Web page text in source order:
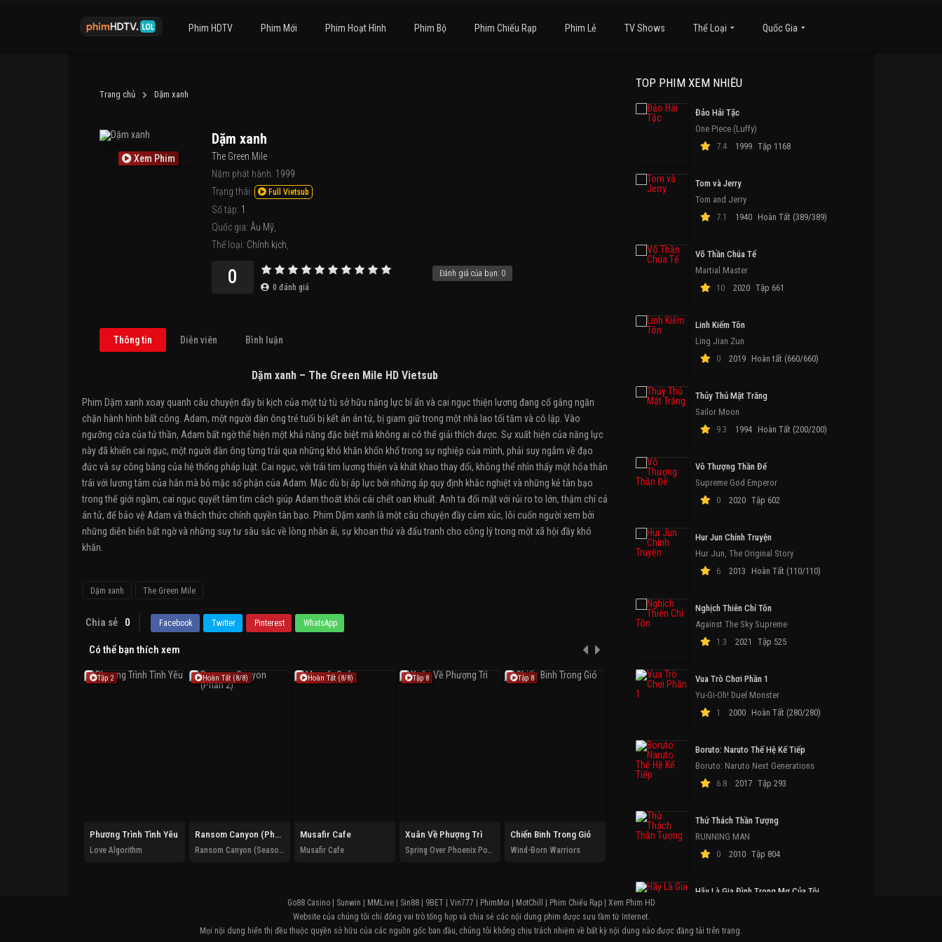
Phim HDTV Phim Mới Phim Hoạt Hình Phim Bộ Phim Chiếu Rạp Phim Lẻ TV Shows Thể Loại Quốc Gia
Trang chủ Dặm xanh
Xem Phim
Dặm xanh
The Green Mile
Năm phát hành: 1999
Trạng thái
Full Vietsub
Số tập: 1
Quốc gia: Âu Mỹ
Thể loại: Chính kịch
Đánh giá của bạn: 0
0 0 đánh giá
Thông tin Diễn viên Bình luận
Dặm xanh – The Green Mile HD Vietsub
Phim Dặm xanh xoay quanh câu chuyện đầy bi kịch của một tử tù sở hữu năng lực bí ẩn và cai ngục thiện lương đang cố gắng ngăn
chặn hành hình bất công. Adam, một người đàn ông trẻ tuổi bị kết án án tử, bị giam giữ trong một nhà lao tối tăm và cô lập. Vào
ngưỡng cửa của tử thần, Adam bất ngờ thể hiện một khả năng đặc biệt mà không ai có thể giải thích được. Sự xuất hiện của năng lực
này đã khiến cai ngục, một người đàn ông từng trải qua những khó khăn khốn khổ trong sự nghiệp của mình, phải suy ngẫm về đạo
đức và sự công bằng của hệ thống pháp luật. Cai ngục, với trái tim lương thiện và khát khao thay đổi, không thể nhìn thấy một hóa thân
trái với lương tâm của hắn mà bỏ mặc số phận của Adam. Mặc dù bị áp lực bởi những áp quy định khắc nghiệt và những kẻ tàn bạo
trong thế giới ngầm, cai ngục quyết tâm tìm cách giúp Adam thoát khỏi cái chết oan khuất. Anh ta đối mặt với rủi ro to lớn, thậm chí cả
án tử, để bảo vệ Adam và thách thức chính quyền tàn bạo. Phim Dặm xanh là một câu chuyện đầy cảm xúc, lôi cuốn người xem bởi
những diễn biến bất ngờ và những suy tư sâu sắc về lòng nhân ái, sự khoan thứ và đấu tranh cho công lý trong một xã hội đầy khó
khăn.
Dặm xanh The Green Mile
Chia sẻ 0 Facebook Twitter Pinterest WhatsApp
Có thể bạn thích xem
Tập 2
Phương Trình Tình Yêu
Love Algorithm
Hoàn Tất (8/8)
Ransom Canyon (Phần 2)
Ransom Canyon (Season 2)
Hoàn Tất (8/8)
Musafir Cafe
Musafir Cafe
Tập 8
Xuân Về Phượng Trì
Spring Over Phoenix Pond
Tập 8
Chiến Binh Trong Gió
Wind-Born Warriors
Niềm Tin Vô Thực
Full
The Death of Robin Hood
TOP PHIM XEM NHIỀU
Đảo Hải Tặc
One Piece (Luffy)
7.4
1999 Tập 1168
Tom và Jerry
Tom and Jerry
7.1
1940 Hoàn Tất (389/389)
Võ Thần Chúa Tể
Martial Master
10
2020 Tập 661
Linh Kiếm Tôn
Ling Jian Zun
0
2019 Hoàn tất (660/660)
Thủy Thủ Mặt Trăng
Sailor Moon
9.3
1994 Hoàn Tất (200/200)
Vô Thượng Thần Đế
Supreme God Emperor
0
2020 Tập 602
Hur Jun Chính Truyện
Hur Jun, The Original Story
6
2013 Hoàn Tất (110/110)
Nghịch Thiên Chí Tôn
Against The Sky Supreme
1.3
2021 Tập 525
Vua Trò Chơi Phần 1
Yu-Gi-Oh! Duel Monster
1
2000 Hoàn Tất (280/280)
Boruto: Naruto Thế Hệ Kế Tiếp
Boruto: Naruto Next Generations
6.8
2017 Tập 293
Thử Thách Thần Tượng
RUNNING MAN
0
2010 Tập 804
Hãy Là Gia Đình Trong Mơ Của Tôi
1
Go88 Casino| Sunwin MMLive| Sin88| 9BET Vin777 PhimMoi MotChill Phim Chiếu Rạp| Xem Phim HD
Website của chúng tôi chỉ đóng vai trò tổng hợp và chia sẻ các nội dung phim được sưu tầm từ Internet.
Mọi nội dung hiển thị đều thuộc quyền sở hữu của các nguồn gốc ban đầu, chúng tôi không chịu trách nhiệm về bất kỳ nội dung nào được đăng tải trên trang.